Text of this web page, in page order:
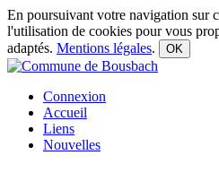
En poursuivant votre navigation sur
l'utilisation de cookies pour vous
adaptés. Mentions légales. OK
Connexion
Accueil
Liens
Nouvelles